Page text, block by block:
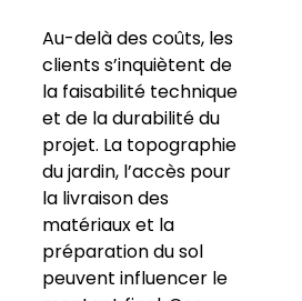
Au-delà des coûts, les
clients s’inquiètent de
la faisabilité technique
et de la durabilité du
projet. La topographie
du jardin, l’accès pour
la livraison des
matériaux et la
préparation du sol
peuvent influencer le